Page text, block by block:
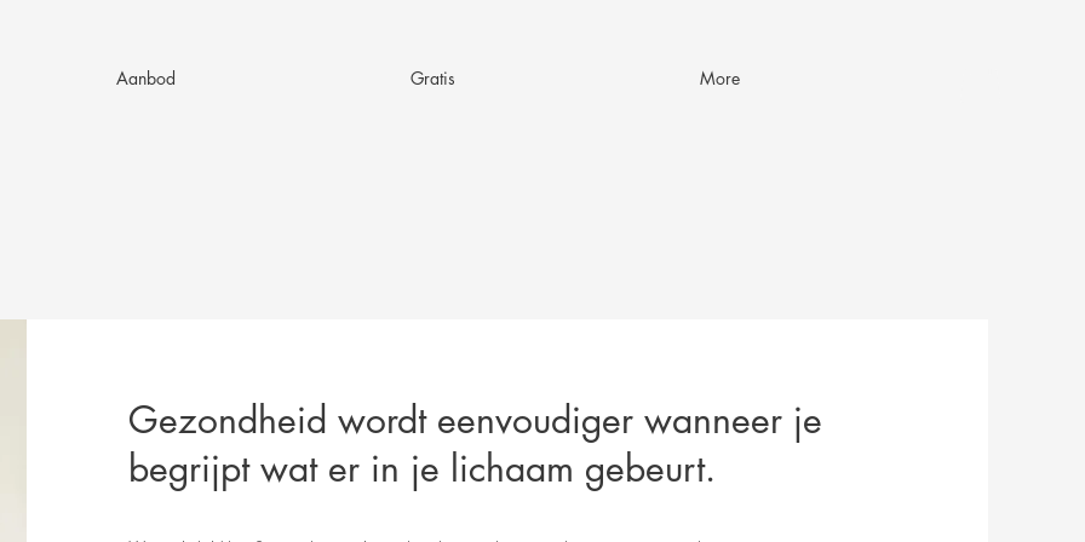
Aanbod Gratis More
Gezondheid wordt eenvoudiger wanneer je
begrijpt wat er in je lichaam gebeurt.